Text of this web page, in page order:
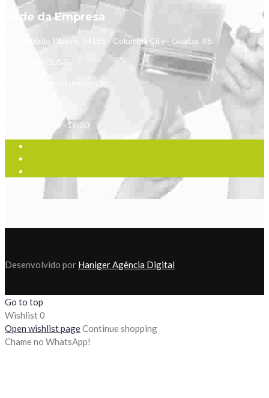
Sede da Empresa
Rua Barrado Ribeiro, 14165 - Columbia City - Guaíba, RS.
(51) 99155-5053
comercial@mmtserv.com.br
Seg - Sex: 8:00 - 19:00
Desenvolvido por Haniger Agência Digital
Go to top
Wishlist0
Open wishlist pageContinue shopping
Chame no WhatsApp!